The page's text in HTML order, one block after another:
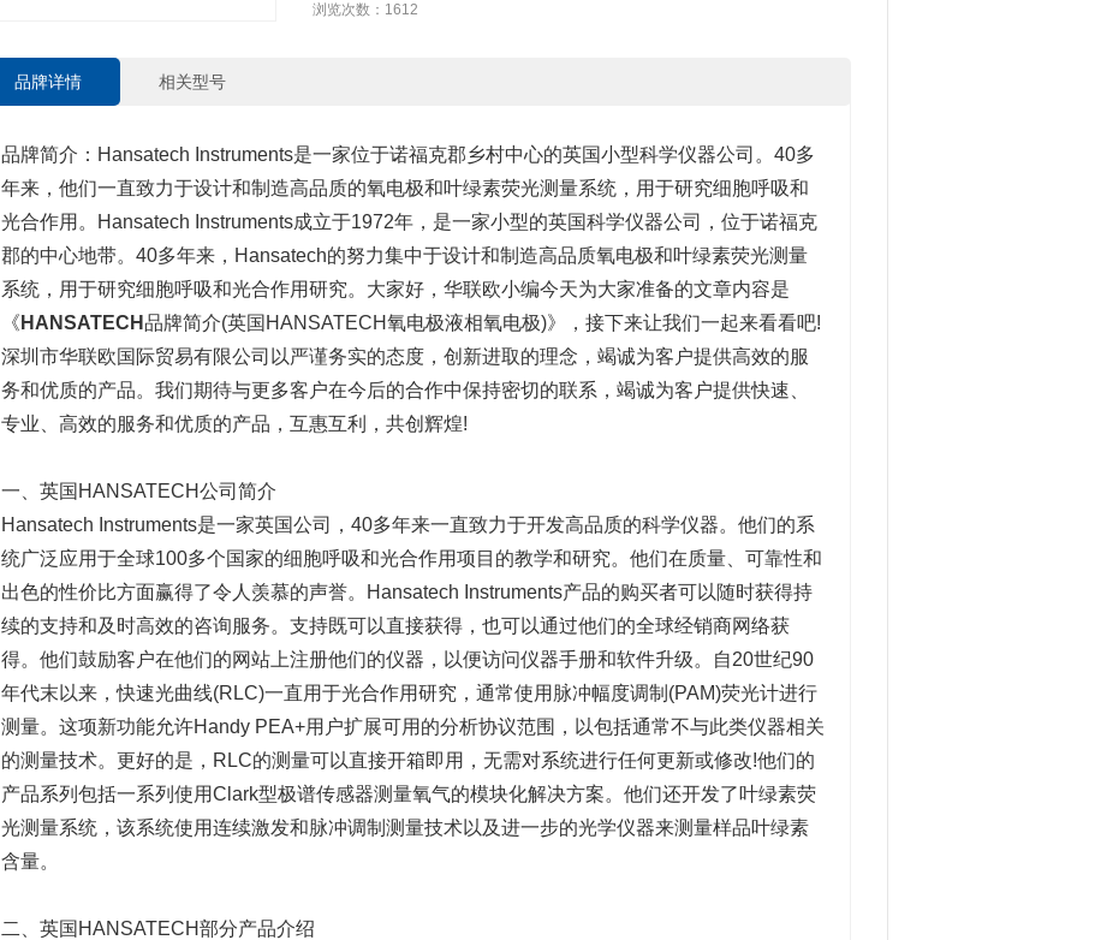
浏览次数：1612
品牌详情 相关型号
品牌简介：Hansatech Instruments是一家位于诺福克郡乡村中心的英国小型科学仪器公司。40多
年来，他们一直致力于设计和制造高品质的氧电极和叶绿素荧光测量系统，用于研究细胞呼吸和
光合作用。Hansatech Instruments成立于1972年，是一家小型的英国科学仪器公司，位于诺福克
郡的中心地带。40多年来，Hansatech的努力集中于设计和制造高品质氧电极和叶绿素荧光测量
系统，用于研究细胞呼吸和光合作用研究。大家好，华联欧小编今天为大家准备的文章内容是
《 HANSATECH品牌简介(英国HANSATECH氧电极液相氧电极)》，接下来让我们一起来看看吧!
深圳市华联欧国际贸易有限公司以严谨务实的态度，创新进取的理念，竭诚为客户提供高效的服
务和优质的产品。我们期待与更多客户在今后的合作中保持密切的联系，竭诚为客户提供快速、
专业、高效的服务和优质的产品，互惠互利，共创辉煌!
一、英国HANSATECH公司简介
Hansatech Instruments是一家英国公司，40多年来一直致力于开发高品质的科学仪器。他们的系
统广泛应用于全球100多个国家的细胞呼吸和光合作用项目的教学和研究。他们在质量、可靠性和
出色的性价比方面赢得了令人羡慕的声誉。Hansatech Instruments产品的购买者可以随时获得持
续的支持和及时高效的咨询服务。支持既可以直接获得，也可以通过他们的全球经销商网络获
得。他们鼓励客户在他们的网站上注册他们的仪器，以便访问仪器手册和软件升级。自20世纪90
年代末以来，快速光曲线(RLC)一直用于光合作用研究，通常使用脉冲幅度调制(PAM)荧光计进行
测量。这项新功能允许Handy PEA+用户扩展可用的分析协议范围，以包括通常不与此类仪器相关
的测量技术。更好的是，RLC的测量可以直接开箱即用，无需对系统进行任何更新或修改!他们的
产品系列包括一系列使用Clark型极谱传感器测量氧气的模块化解决方案。他们还开发了叶绿素荧
光测量系统，该系统使用连续激发和脉冲调制测量技术以及进一步的光学仪器来测量样品叶绿素
含量。
二、英国HANSATECH部分产品介绍